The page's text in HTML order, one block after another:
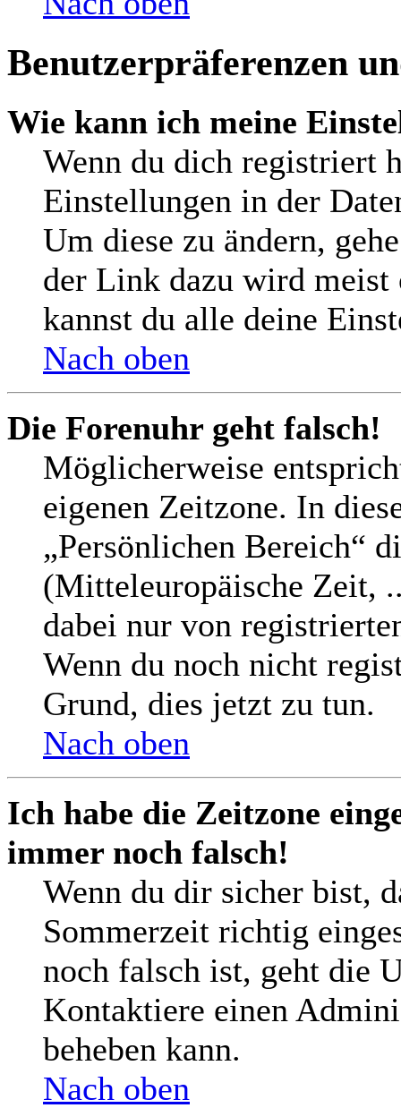
Benutzerpräferenzen
Wie kann ich meine
Wenn du dich registriert
Einstellungen in der
Um diese zu ändern,
der Link dazu wird meist
kannst du alle deine
Nach oben
Die Forenuhr geht falsch!
Möglicherweise
eigenen Zeitzone. In
„Persönlichen Bereich“
(Mitteleuropäische Zeit,
dabei nur von
Wenn du noch nicht
Grund, dies jetzt zu tun.
Nach oben
Ich habe die Zeitzone
immer noch falsch!
Wenn du dir sicher bist,
Sommerzeit richtig
noch falsch ist, geht die
Kontaktiere einen
beheben kann.
Nach oben